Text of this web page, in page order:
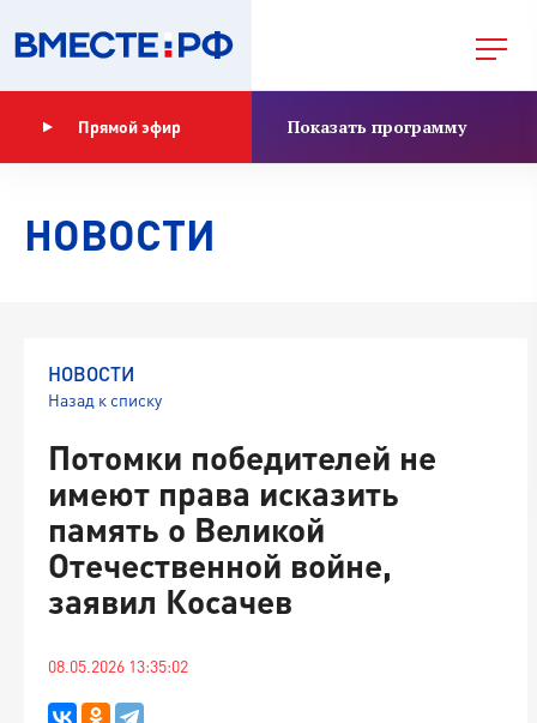
Прямой эфир Показать программу
НОВОСТИ
НОВОСТИ
Назад к списку
Потомки победителей не
имеют права исказить
память о Великой
Отечественной войне,
заявил Косачев
08.05.2026 13:35:02